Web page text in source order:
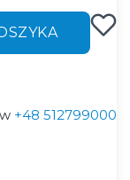
+48 512799000